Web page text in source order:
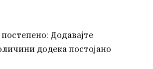
Додавајте
додека постојано